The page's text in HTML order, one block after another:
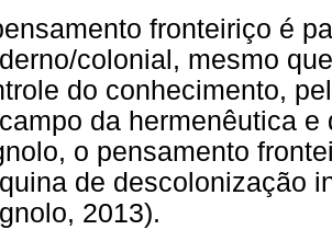
fronteiriço é
colonial, mesmo
do conhecimento,
da hermenêutica
o pensamento
de descolonização
2013).